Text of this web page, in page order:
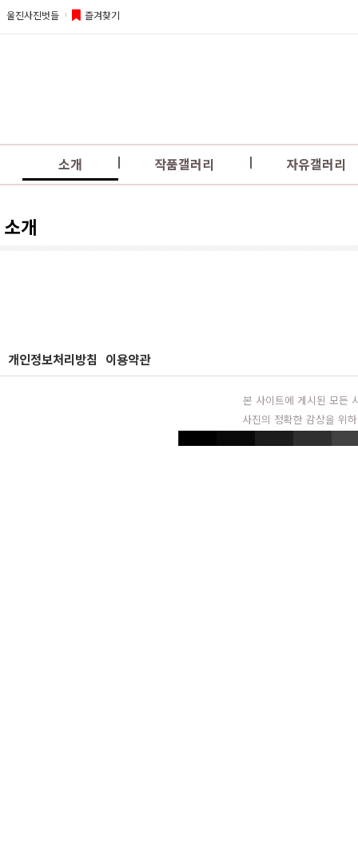
울진사진벗들 즐겨찾기
소개 작품갤러리 자유갤러리
소개
개인정보처리방침 이용약관
본 사이트에 게시된 모든
사진의 정확한 감상을 위